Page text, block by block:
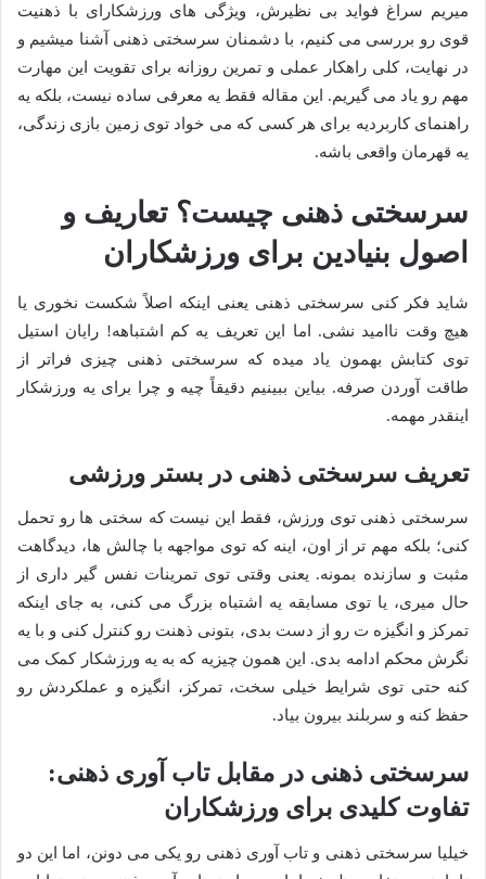
میریم سراغ فواید بی نظیرش، ویژگی های ورزشکارای با ذهنیت
قوی رو بررسی می کنیم، با دشمنان سرسختی ذهنی آشنا میشیم و
در نهایت، کلی راهکار عملی و تمرین روزانه برای تقویت این مهارت
مهم رو یاد می گیریم. این مقاله فقط یه معرفی ساده نیست، بلکه یه
راهنمای کاربردیه برای هر کسی که می خواد توی زمین بازی زندگی،
یه قهرمان واقعی باشه.
سرسختی ذهنی چیست؟ تعاریف و
اصول بنیادین برای ورزشکاران
شاید فکر کنی سرسختی ذهنی یعنی اینکه اصلاً شکست نخوری یا
هیچ وقت ناامید نشی. اما این تعریف یه کم اشتباهه! رایان استیل
توی کتابش بهمون یاد میده که سرسختی ذهنی چیزی فراتر از
طاقت آوردن صرفه. بیاین ببینیم دقیقاً چیه و چرا برای یه ورزشکار
اینقدر مهمه.
تعریف سرسختی ذهنی در بستر ورزشی
سرسختی ذهنی توی ورزش، فقط این نیست که سختی ها رو تحمل
کنی؛ بلکه مهم تر از اون، اینه که توی مواجهه با چالش ها، دیدگاهت
مثبت و سازنده بمونه. یعنی وقتی توی تمرینات نفس گیر داری از
حال میری، یا توی مسابقه یه اشتباه بزرگ می کنی، به جای اینکه
تمرکز و انگیزه ت رو از دست بدی، بتونی ذهنت رو کنترل کنی و با یه
نگرش محکم ادامه بدی. این همون چیزیه که به یه ورزشکار کمک می
کنه حتی توی شرایط خیلی سخت، تمرکز، انگیزه و عملکردش رو
حفظ کنه و سربلند بیرون بیاد.
سرسختی ذهنی در مقابل تاب آوری ذهنی:
تفاوت کلیدی برای ورزشکاران
خیلیا سرسختی ذهنی و تاب آوری ذهنی رو یکی می دونن، اما این دو